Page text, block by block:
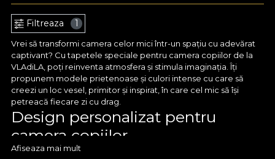
Filtreaza 1
Vrei să transformi camera celor mici într-un spațiu cu adevărat
captivant? Cu tapetele speciale pentru camera copiilor de la
VLAdiLA, poți reinventa atmosfera și stimula imaginația. Îți
propunem modele prietenoase și culori intense cu care să
creezi un loc vesel, primitor și inspirat, în care cel mic să își
petreacă fiecare zi cu drag.
Design personalizat pentru
camera copiilor
Afiseaza mai mult